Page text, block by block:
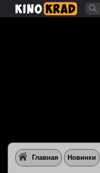
Главная Новинки